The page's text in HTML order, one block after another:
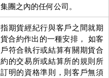
集團之內的任何公司。
指期貨經紀行與客戶之間就期
貨合約作出的一種安排， 如客
戶符合執行或結算有關期貨合
約的交易所或結算所的規則所
訂明的資格準則，則客戶無須